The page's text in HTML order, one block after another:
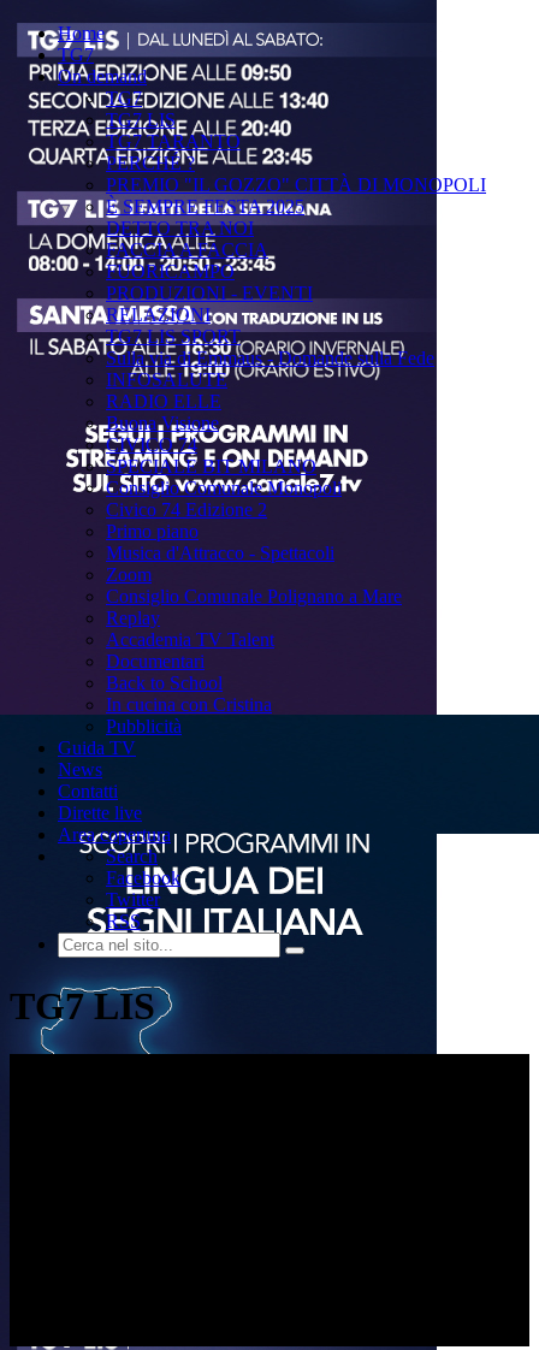
Home
TG7
On demand
TG7
TG7 LIS
TG7 TARANTO
PERCHÉ ?
PREMIO "IL GOZZO" CITTÀ DI MONOPOLI
È SEMPRE FESTA 2025
DETTO TRA NOI
FACCIA A FACCIA
FUORICAMPO
PRODUZIONI - EVENTI
RELAZIONI
TG7 LIS SPORT
Sulla via di Emmaus - Domande sulla Fede
INFOSALUTE
RADIO ELLE
Buona Visione
CIVICO 74
SPECIALE BIT MILANO
Consiglio Comunale Monopoli
Civico 74 Edizione 2
Primo piano
Musica d'Attracco - Spettacoli
Zoom
Consiglio Comunale Polignano a Mare
Replay
Accademia TV Talent
Documentari
Back to School
In cucina con Cristina
Pubblicità
Guida TV
News
Contatti
Dirette live
Area copertura
Search
Facebook
Twitter
RSS
TG7 LIS